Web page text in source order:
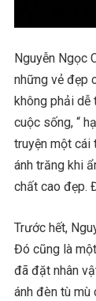
Nguyễn Ngọc
những vẻ đẹp
không phải dễ
cuộc sống, “
truyện một cái
ánh trăng khi
chất cao đẹp.
Trước hết,
Đó cũng là
đã đặt nhân
ánh đèn tù mù